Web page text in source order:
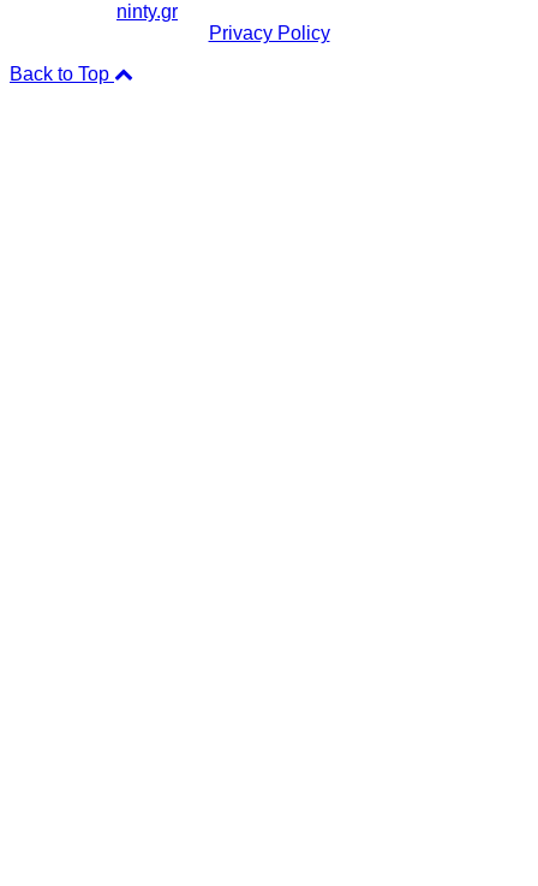
ninty.gr
Privacy Policy
Back to Top